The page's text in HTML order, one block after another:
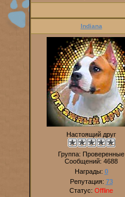
Indiana
Настоящий друг
Группа: Проверенные
Сообщений: 4688
Награды: 0
Репутация: 73
Статус: Offline